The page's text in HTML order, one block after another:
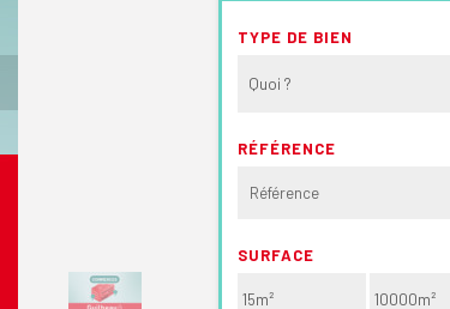
TYPE DE BIEN
Quoi ?
RÉFÉRENCE
SURFACE